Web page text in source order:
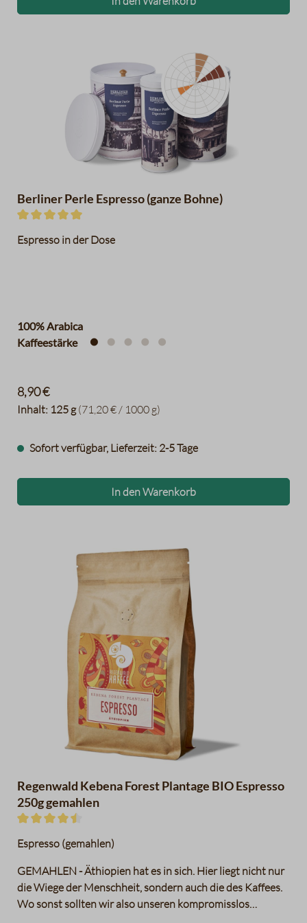
Datentabelle für das
Haselnüsse
Zartbitterschokolade
Pflaumen
Berliner Perle Espresso (ganze Bohne)
Durchschnittliche Bewertung von 5 von 5 Sternen
Espresso in der Dose
100% Arabica
Kaffeestärke
Inhalt: 125 g(71,20 € / 1000 g)
8,90 €
Sofort verfügbar, Lieferzeit: 2-5 Tage
In den Warenkorb
Regenwald Kebena Forest Plantage BIO Espresso
250g gemahlen
Durchschnittliche Bewertung von 4.5 von 5 Sternen
Espresso (gemahlen)
GEMAHLEN - Äthiopien hat es in sich. Hier liegt nicht nur
die Wiege der Menschheit, sondern auch die des Kaffees.
Wo sonst sollten wir also unseren kompromisslos